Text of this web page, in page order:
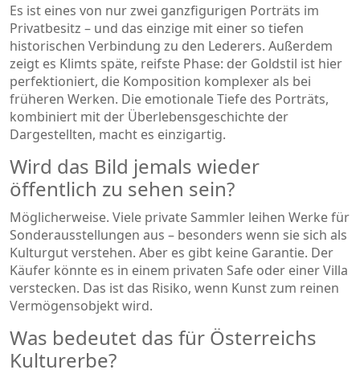
Es ist eines von nur zwei ganzfigurigen Porträts im
Privatbesitz – und das einzige mit einer so tiefen
historischen Verbindung zu den Lederers. Außerdem
zeigt es Klimts späte, reifste Phase: der Goldstil ist hier
perfektioniert, die Komposition komplexer als bei
früheren Werken. Die emotionale Tiefe des Porträts,
kombiniert mit der Überlebensgeschichte der
Dargestellten, macht es einzigartig.
Wird das Bild jemals wieder
öffentlich zu sehen sein?
Möglicherweise. Viele private Sammler leihen Werke für
Sonderausstellungen aus – besonders wenn sie sich als
Kulturgut verstehen. Aber es gibt keine Garantie. Der
Käufer könnte es in einem privaten Safe oder einer Villa
verstecken. Das ist das Risiko, wenn Kunst zum reinen
Vermögensobjekt wird.
Was bedeutet das für Österreichs
Kulturerbe?